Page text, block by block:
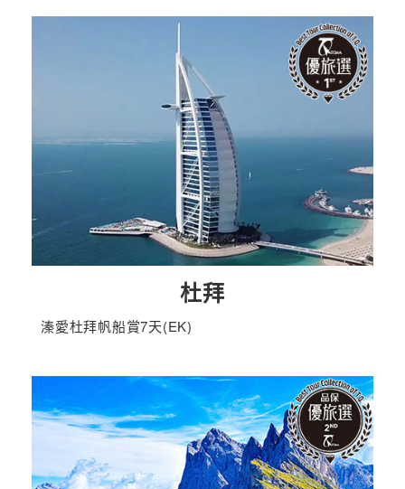
杜拜
溱愛杜拜帆船賞7天(EK)